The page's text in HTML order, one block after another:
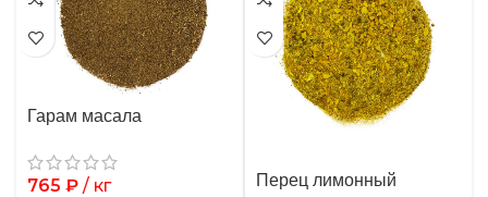
Гарам масала
765 ₽ / кг Перец лимонный